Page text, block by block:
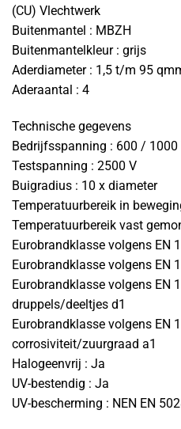
(CU) Vlechtwerk
Buitenmantel : MBZH
Buitenmantelkleur : grijs
Aderdiameter : 1,5 t/m 95
Aderaantal : 4
Technische gegevens
Bedrijfsspanning : 600 / 1000
Testspanning : 2500 V
Buigradius : 10 x diameter
Temperatuurbereik in
Temperatuurbereik vast
Eurobrandklasse volgens EN
Eurobrandklasse volgens EN
Eurobrandklasse volgens EN
druppels/deeltjes d1
Eurobrandklasse volgens EN
corrosiviteit/zuurgraad a1
Halogeenvrij : Ja
UV-bestendig : Ja
UV-bescherming : NEN EN